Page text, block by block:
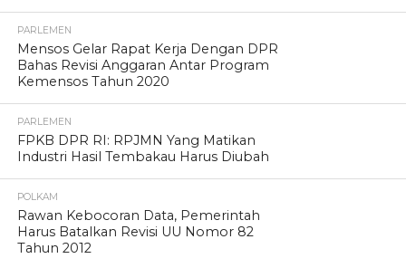
PARLEMEN
Mensos Gelar Rapat Kerja Dengan DPR
Bahas Revisi Anggaran Antar Program
Kemensos Tahun 2020
PARLEMEN
FPKB DPR RI: RPJMN Yang Matikan
Industri Hasil Tembakau Harus Diubah
POLKAM
Rawan Kebocoran Data, Pemerintah
Harus Batalkan Revisi UU Nomor 82
Tahun 2012